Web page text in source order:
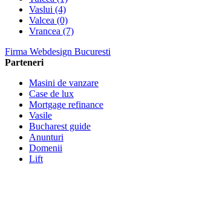
Vaslui (4)
Valcea (0)
Vrancea (7)
Firma Webdesign Bucuresti
Parteneri
Masini de vanzare
Case de lux
Mortgage refinance
Vasile
Bucharest guide
Anunturi
Domenii
Lift